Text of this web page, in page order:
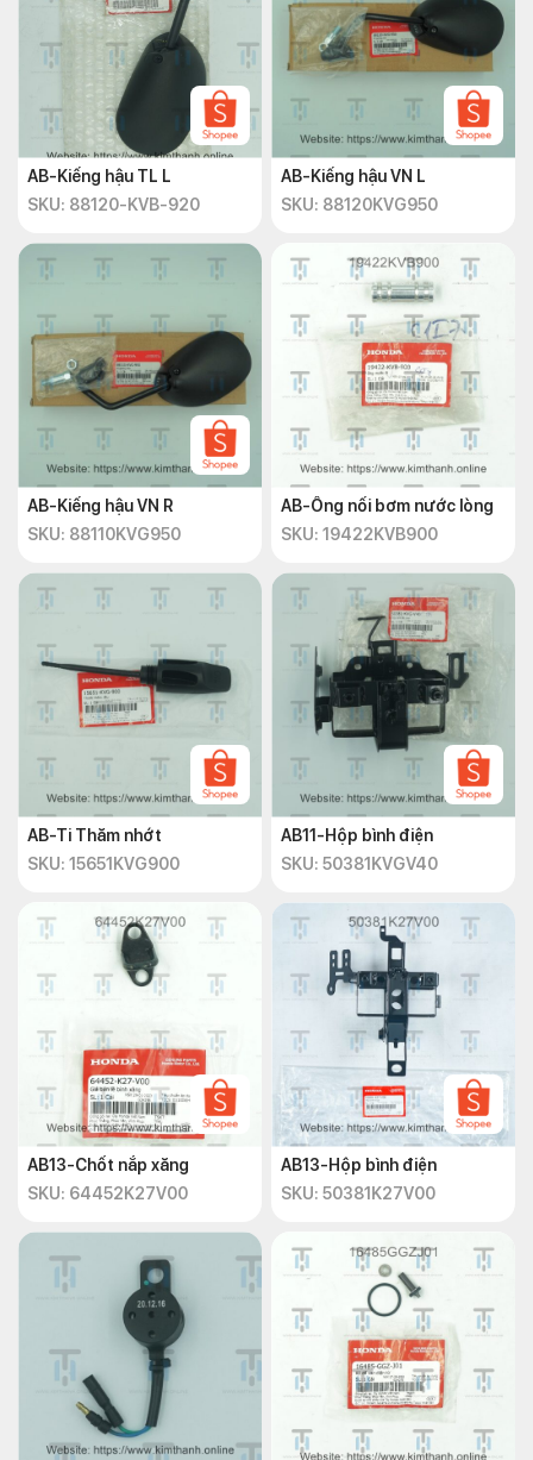
AB-Kiếng hậu TL L
SKU: 88120-KVB-920
AB-Kiếng hậu VN L
SKU: 88120KVG950
AB-Kiếng hậu VN R
SKU: 88110KVG950
AB-Ống nối bơm nước lòng
SKU: 19422KVB900
AB-Ti Thăm nhớt
SKU: 15651KVG900
AB11-Hộp bình điện
SKU: 50381KVGV40
AB13-Chốt nắp xăng
SKU: 64452K27V00
AB13-Hộp bình điện
SKU: 50381K27V00